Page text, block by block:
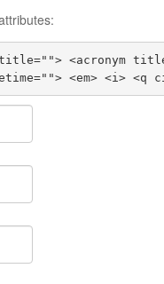
<acronym
<em> <i> <q